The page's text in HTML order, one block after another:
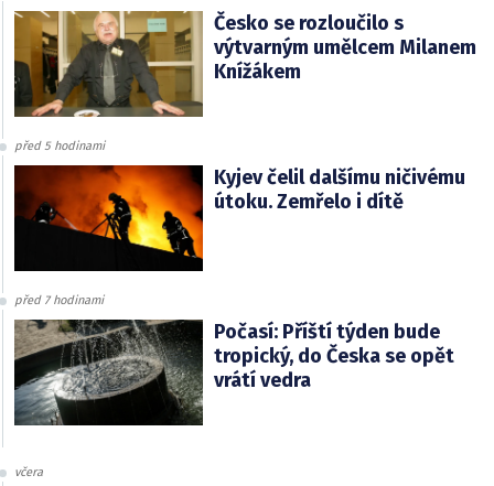
Česko se rozloučilo s
výtvarným umělcem Milanem
Knížákem
před 5 hodinami
Kyjev čelil dalšímu ničivému
útoku. Zemřelo i dítě
před 7 hodinami
Počasí: Příští týden bude
tropický, do Česka se opět
vrátí vedra
včera